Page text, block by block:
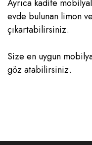
Ayrıca kadife
evde bulunan limon
çıkartabilirsiniz.
Size en uygun
göz atabilirsiniz.